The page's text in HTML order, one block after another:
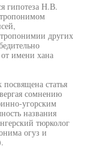
гипотеза Н.В.
других
имени хана
статья
сомнению
угорским
названия
тюрколог
огуз и